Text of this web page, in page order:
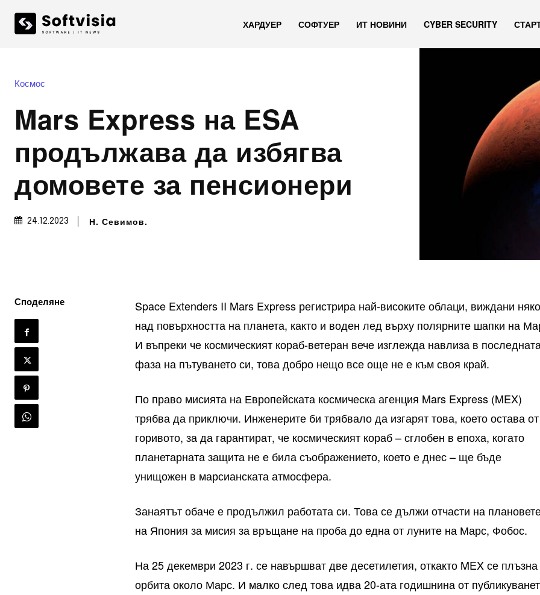
ХАРДУЕР СОФТУЕР ИТ НОВИНИ CYBER SECURITY
Космос
Mars Express на ESA
продължава да избягва
домовете за пенсионери
24.12.2023 Н. Севимов.
Споделяне Space Extenders II Mars Express регистрира най-високите облаци, виждани
над повърхността на планета, както и воден лед върху полярните шапки на
И въпреки че космическият кораб-ветеран вече изглежда навлиза в
фаза на пътуването си, това добро нещо все още не е към своя край.
По право мисията на Европейската космическа агенция Mars Express (MEX)
трябва да приключи. Инженерите би трябвало да изгарят това, което остава от
горивото, за да гарантират, че космическият кораб – сглобен в епоха, когато
планетарната защита не е била съображението, което е днес – ще бъде
унищожен в марсианската атмосфера.
Занаятът обаче е продължил работата си. Това се дължи отчасти на
на Япония за мисия за връщане на проба до една от луните на Марс, Фобос.
На 25 декември 2023 г. се навършват две десетилетия, откакто MEX се плъзна
орбита около Марс. И малко след това идва 20-ата годишнина от